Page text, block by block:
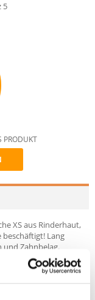
5
PRODUKT
XS aus Rinderhaut,
Lang
Zahnbelag.
hat sie einen